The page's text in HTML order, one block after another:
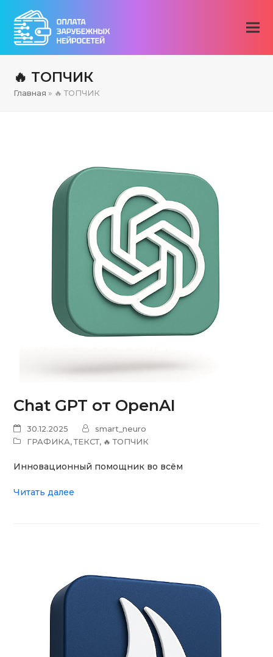
🔥 ТОПЧИК
Главная » 🔥 ТОПЧИК
Chat GPT от OpenAI
30.12.2025
smart_neuro
ГРАФИКА,ТЕКСТ, 🔥 ТОПЧИК
Инновационный помощник во всём
Читать далее